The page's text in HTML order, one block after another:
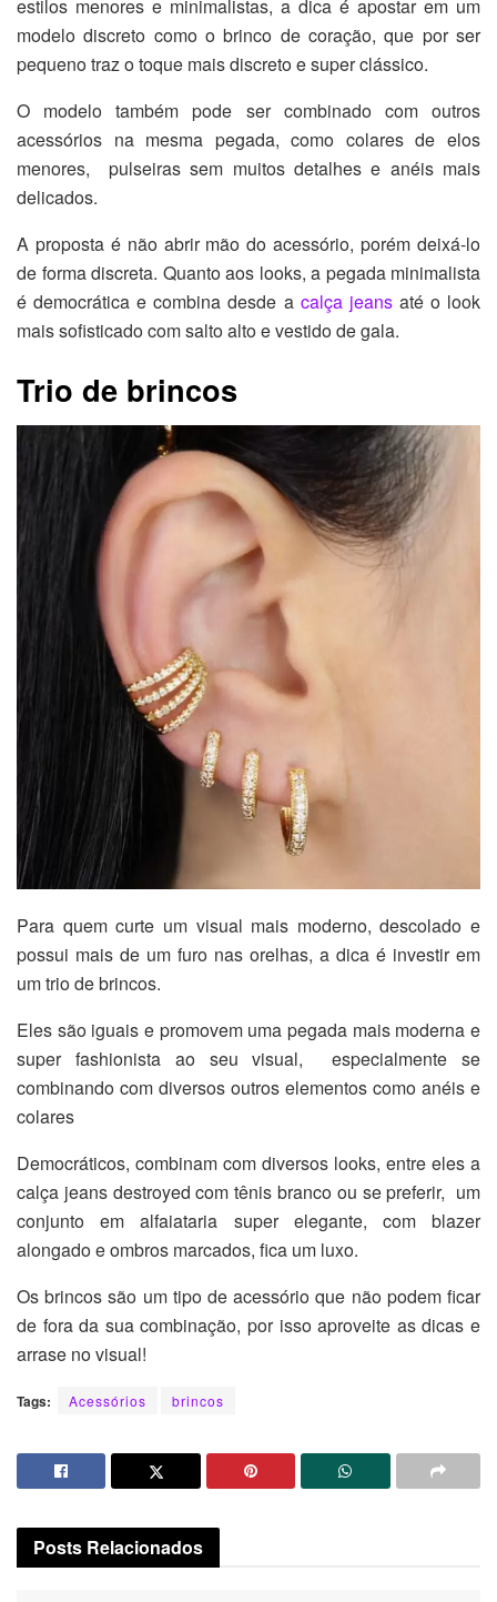
estilos menores e minimalistas, a dica é apostar em um
modelo discreto como o brinco de coração, que por ser
pequeno traz o toque mais discreto e super clássico.
O modelo também pode ser combinado com outros
acessórios na mesma pegada, como colares de elos
menores, pulseiras sem muitos detalhes e anéis mais
delicados.
A proposta é não abrir mão do acessório, porém deixá-lo
de forma discreta. Quanto aos looks, a pegada minimalista
é democrática e combina desde a calça jeansaté o look
mais sofisticado com salto alto e vestido de gala.
Trio de brincos
Para quem curte um visual mais moderno, descolado e
possui mais de um furo nas orelhas, a dica é investir em
um trio de brincos.
Eles são iguais e promovem uma pegada mais moderna e
super fashionista ao seu visual, especialmente se
combinando com diversos outros elementos como anéis e
colares
Democráticos, combinam com diversos looks, entre eles a
calça jeans destroyed com tênis branco ou se preferir, um
conjunto em alfaiataria super elegante, com blazer
alongado e ombros marcados, fica um luxo.
Os brincos são um tipo de acessório que não podem ficar
de fora da sua combinação, por isso aproveite as dicas e
arrase no visual!
Tags: Acessórios brincos
Posts Relacionados